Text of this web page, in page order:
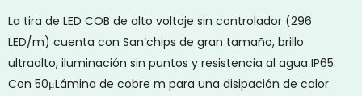
La tira de LED COB de alto voltaje sin controlador (296
LED/m) cuenta con San’chips de gran tamaño, brillo
ultraalto, iluminación sin puntos y resistencia al agua IP65.
Con 50μLámina de cobre m para una disipación de calor